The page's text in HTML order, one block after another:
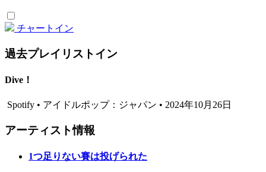
チャートイン
過去プレイリストイン
Dive！
Spotify • アイドルポップ：ジャパン • 2024年10月26日
アーティスト情報
1つ足りない賽は投げられた